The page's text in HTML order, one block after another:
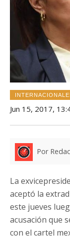
Jun 15, 2017,
Por
La
aceptó la
este jueves
acusación que
con el cartel